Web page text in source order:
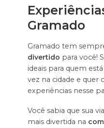
Gramado
Gramado tem
divertido para você!
ideais para quem
vez na cidade e
experiências nesse
Você sabia que sua
mais divertida na